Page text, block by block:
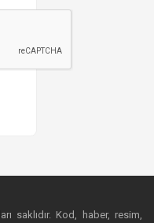
saklıdır. Kod, haber, resim,